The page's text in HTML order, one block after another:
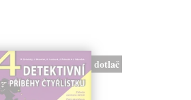
dotlač